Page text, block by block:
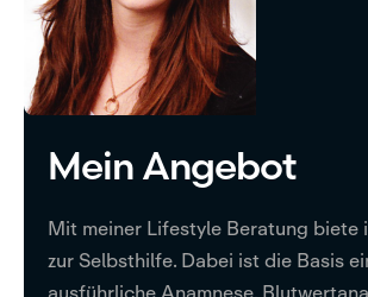
Mein Angebot
Mit meiner Lifestyle Beratung biete
zur Selbsthilfe. Dabei ist die Basis